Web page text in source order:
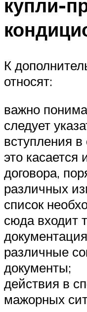
купли-
К
относят:
важно
следует
вступления в
это касается
договора,
различных
список
сюда входит
различные
документы;
действия в
мажорных